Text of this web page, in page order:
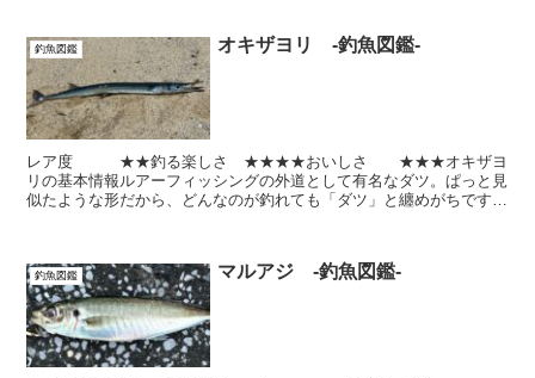
釣魚図鑑 オキザヨリ -釣魚図鑑-
レア度 ★★釣る楽しさ ★★★★おいしさ ★★★オキザヨ
リの基本情報ルアーフィッシングの外道として有名なダツ。ぱっと見
似たような形だから、どんなのが釣れても「ダツ」と纏めがちです
釣魚図鑑 マルアジ -釣魚図鑑-